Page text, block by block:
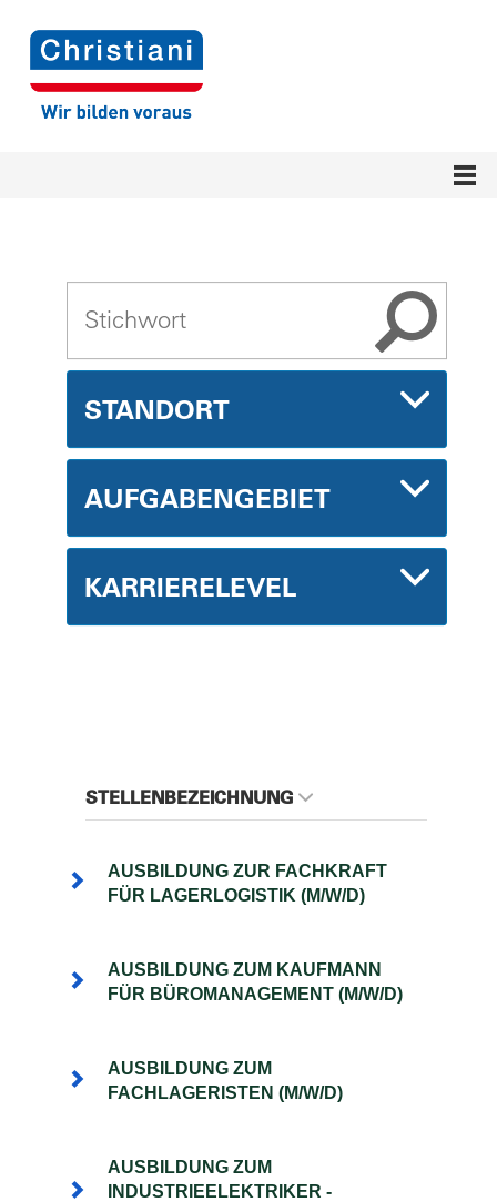
STANDORT
AUFGABENGEBIET
KARRIERELEVEL
STELLENBEZEICHNUNG
AUSBILDUNG ZUR FACHKRAFT
FÜR LAGERLOGISTIK (M/W/D)
AUSBILDUNG ZUM KAUFMANN
FÜR BÜROMANAGEMENT (M/W/D)
AUSBILDUNG ZUM
FACHLAGERISTEN (M/W/D)
AUSBILDUNG ZUM
INDUSTRIEELEKTRIKER -